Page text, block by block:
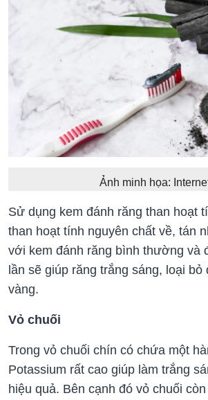
Ảnh minh họa:
Sử dụng kem đánh răng than hoạt
than hoạt tính nguyên chất về, tán
với kem đánh răng bình thường và
lần sẽ giúp răng trắng sáng, loại bỏ
vàng.
Vỏ chuối
Trong vỏ chuối chín có chứa một
Potassium rất cao giúp làm trắng
hiệu quả. Bên cạnh đó vỏ chuối